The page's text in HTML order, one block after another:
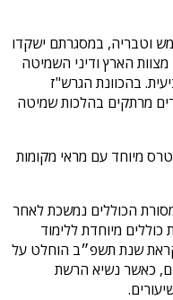
וטבריה, במסגרתם ישקדו
הארץ ודיני השמיטה
בהכוונת הגרש"ז
מרתקים בהלכות שמיטה
מיוחד עם מראי מקומות
מסורת הכוללים נמשכת לאחר
מיוחדת ללימוד
שנת תשפ״ב הוחלט על
כאשר נשיא הרשת